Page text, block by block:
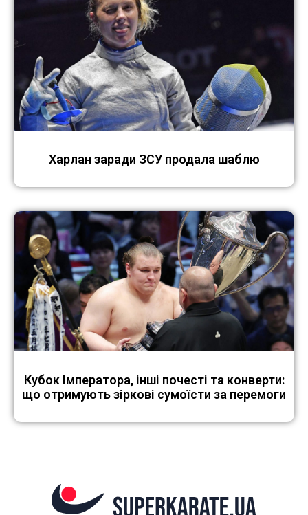
Харлан заради ЗСУ продала шаблю
Кубок Імператора, інші почесті та конверти:
що отримують зіркові сумоїсти за перемоги